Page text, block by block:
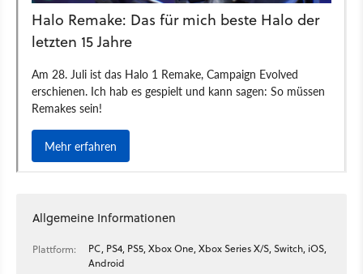
Allgemeine Informationen
Plattform:
PC, PS4, PS5, Xbox One, Xbox Series X/S, Switch, iOS,
Android